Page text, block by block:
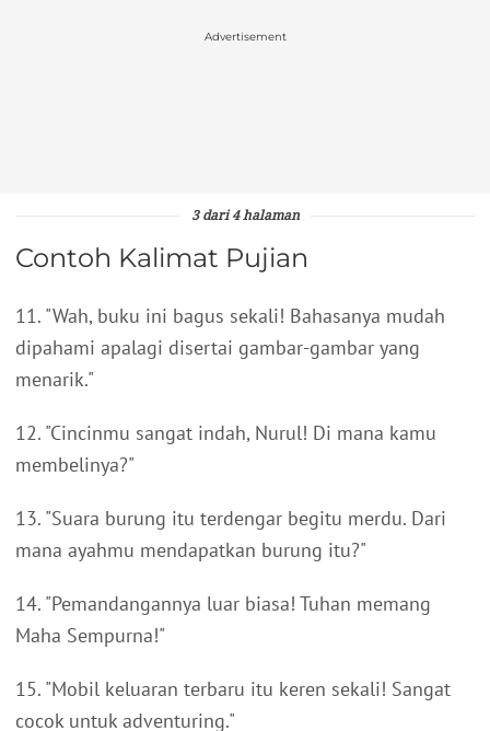
Advertisement
3 dari 4 halaman
Contoh Kalimat Pujian
11. "Wah, buku ini bagus sekali! Bahasanya mudah
dipahami apalagi disertai gambar-gambar yang
menarik."
12. "Cincinmu sangat indah, Nurul! Di mana kamu
membelinya?"
13. "Suara burung itu terdengar begitu merdu. Dari
mana ayahmu mendapatkan burung itu?"
14. "Pemandangannya luar biasa! Tuhan memang
Maha Sempurna!"
15. "Mobil keluaran terbaru itu keren sekali! Sangat
cocok untuk adventuring."